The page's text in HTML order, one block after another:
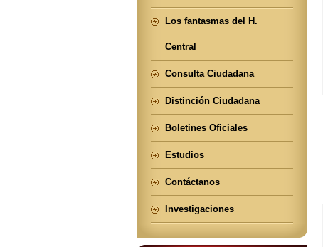
Los fantasmas del H.
Central
Consulta Ciudadana
Distinción Ciudadana
Boletines Oficiales
Estudios
Contáctanos
Investigaciones